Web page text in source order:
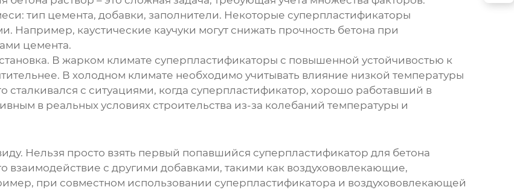
тип цемента, добавки, заполнители. Некоторые суперпластификаторы
каустические каучуки могут снижать прочность бетона при
цемента.
В жарком климате суперпластификаторы с повышенной устойчивостью к
В холодном климате необходимо учитывать влияние низкой температуры
сталкивался с ситуациями, когда суперпластификатор, хорошо работавший в
в реальных условиях строительства из-за колебаний температуры и
Нельзя просто взять первый попавшийся суперпластификатор для бетона
взаимодействие с другими добавками, такими как воздухововлекающие,
при совместном использовании суперпластификатора и воздухововлекающей